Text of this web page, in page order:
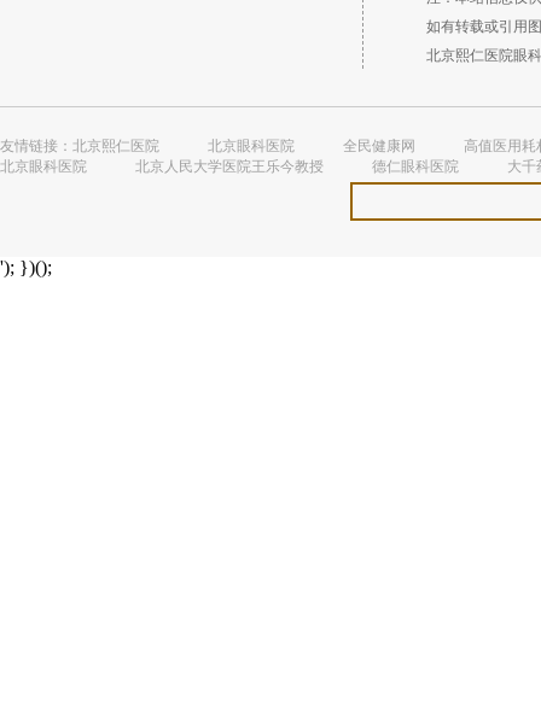
如有转载或引用
北京熙仁医院眼
友情链接： 北京熙仁医院 北京眼科医院 全民健康网
高值医用耗
北京眼科医院
北京人民大学医院王乐今教授 德仁眼科医院 大千
'); })();